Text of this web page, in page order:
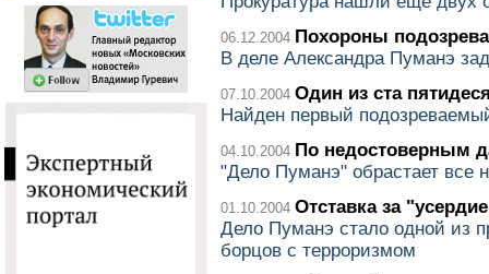
06.12.2004 Похороны
В деле Александра Пуманэ
07.10.2004 Один из ста
Найден первый
04.10.2004 По недостоверным
"Дело Пуманэ" обрастает все
01.10.2004 Отставка за
Дело Пуманэ стало одной из
борцов с терроризмом